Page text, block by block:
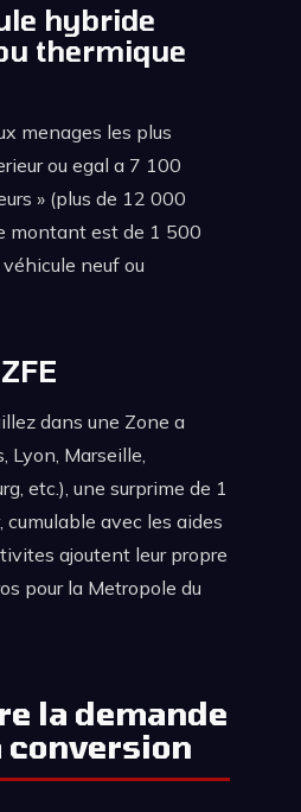
hybride
thermique
menages les plus
ou egal a 7 100
» (plus de 12 000
montant est de 1 500
neuf ou
dans une Zone a
Lyon, Marseille,
etc.), une surprime de 1
cumulable avec les aides
ajoutent leur propre
pour la Metropole du
la demande
conversion